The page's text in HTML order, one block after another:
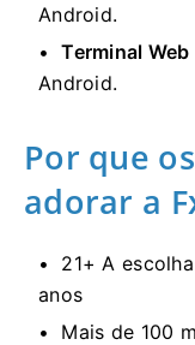
Android.
Terminal
Android.
Por que
adorar a
21+ A
anos
Mais de 100